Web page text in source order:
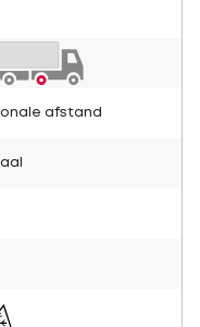
afstand